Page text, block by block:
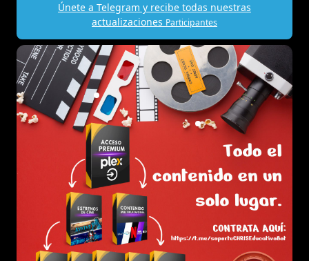
Únete a Telegram y recibe todas nuestras
actualizaciones Participantes